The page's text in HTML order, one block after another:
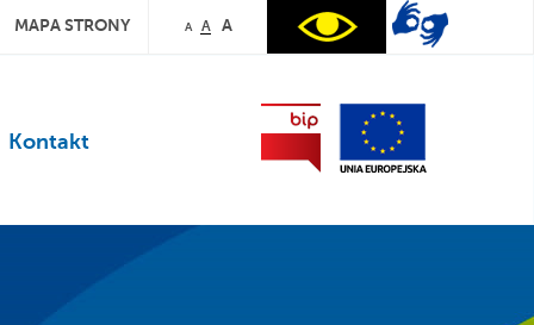
MAPA STRONY A A A
Kontakt